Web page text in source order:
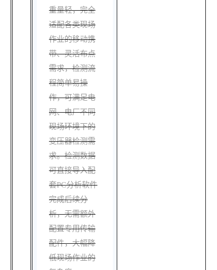
重量轻，完全
适配各类现场
作业的移动携
带、灵活布点
需求，检测流
程简单易操
作，可满足电
网、电厂不同
现场环境下的
变压器检测需
求。检测数据
可直接导入配
套PC分析软件
完成后续分
析，无需额外
配置专用传输
配件，大幅降
低现场作业的